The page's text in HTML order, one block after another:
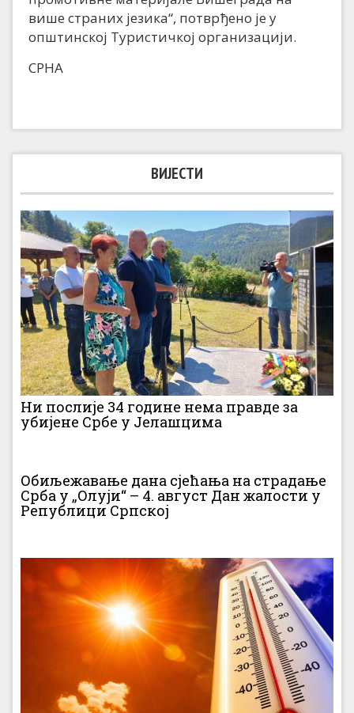
више страних језика“, потврђено је у
општинској Туристичкој организацији.
СРНА
ВИЈЕСТИ
Ни послије 34 године нема правде за
убијене Србе у Јелашцима
Обиљежавање дана сјећања на страдање
Срба у „Олуји“ – 4. август Дан жалости у
Републици Српској